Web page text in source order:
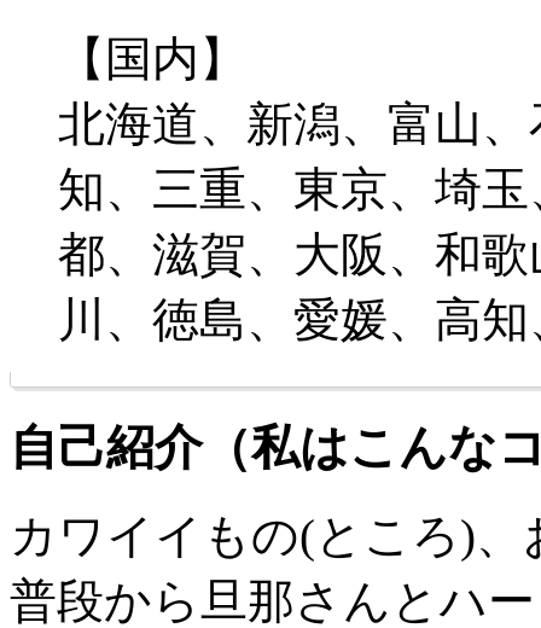
【国内】
北海道、新潟、富山
知、三重、東京、埼
都、滋賀、大阪、和
川、徳島、愛媛、高
自己紹介（私はこんな
カワイイもの(ところ)
普段から旦那さんとハ